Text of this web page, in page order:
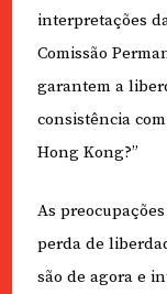
interpretações
Comissão
garantem a
consistência
Hong Kong?”
As
perda de
são de agora e